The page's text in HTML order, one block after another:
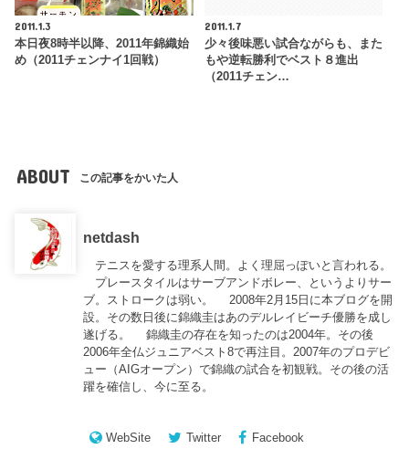
2011.1.3
本日夜8時半以降、2011年錦織始
め（2011チェンナイ1回戦）
2011.1.7
少々後味悪い試合ながらも、また
もや逆転勝利でベスト８進出
（2011チェン…
ABOUT この記事をかいた人
netdash
テニスを愛する理系人間。よく理屈っぽいと言われる。
プレースタイルはサーブアンドボレー、というよりサー
ブ。ストロークは弱い。 2008年2月15日に本ブログを開
設。その数日後に錦織圭はあのデルレイビーチ優勝を成し
遂げる。 錦織圭の存在を知ったのは2004年。その後
2006年全仏ジュニアベスト8で再注目。2007年のプロデビ
ュー（AIGオープン）で錦織の試合を初観戦。その後の活
躍を確信し、今に至る。
WebSite Twitter Facebook